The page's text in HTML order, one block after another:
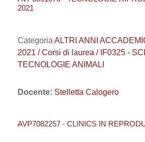
2021
Categoria ALTRI ANNI
2021 / Corsi di laurea / IF0325 -
TECNOLOGIE ANIMALI
Docente: Stelletta Calogero
AVP7082257 - CLINICS IN